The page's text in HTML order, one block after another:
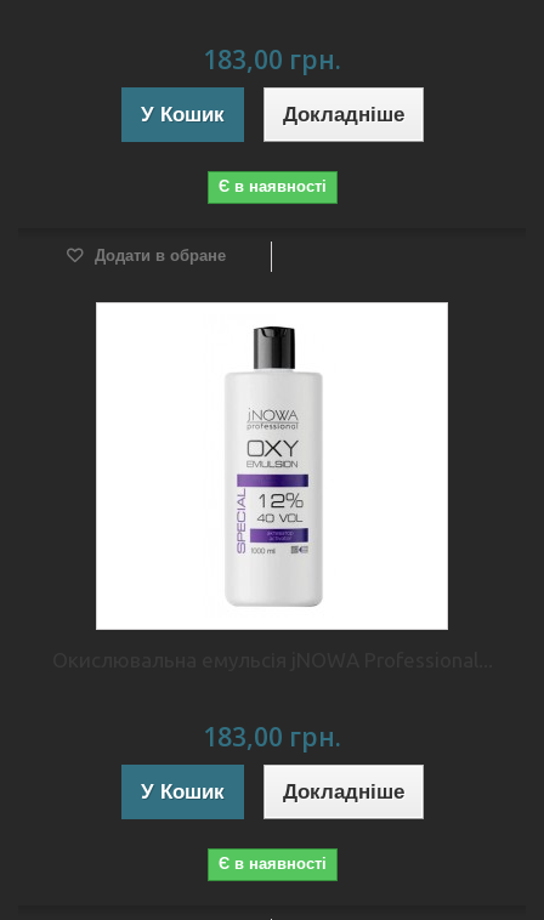
183,00 грн.
У Кошик Докладніше
Є в наявності
Додати в обране
183,00 грн.
У Кошик Докладніше
Є в наявності